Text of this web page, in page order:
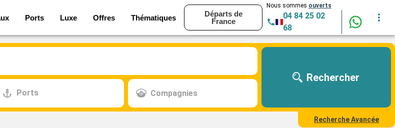
Ports Luxe Offres Thématiques
Départs de
France
Nous sommes ouverts
04 84 25 02
68
Ports Compagnies
Rechercher
Recherche Avancée